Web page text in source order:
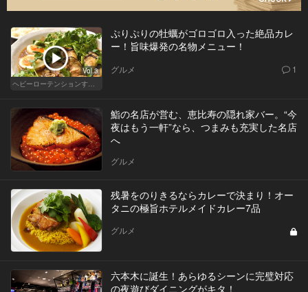
Vol.3
ヘビーローテンションするカレー
ぷりぷりの牡蠣がゴロゴロ入った絶品カレ
ー！旨味爆発の名物メニュー！
グルメ 1
鮨の名店が営む、恵比寿の隠れ家バー。“今
夜はもう一軒”なら、つまみも充実した名店
へ
グルメ
残暑をのりきるならカレーで決まり！オー
タニの極旨ホテルメイドカレー7品
グルメ
六本木に誕生！あらゆるシーンに完璧対応
の夜遊びダイニングがキタ！